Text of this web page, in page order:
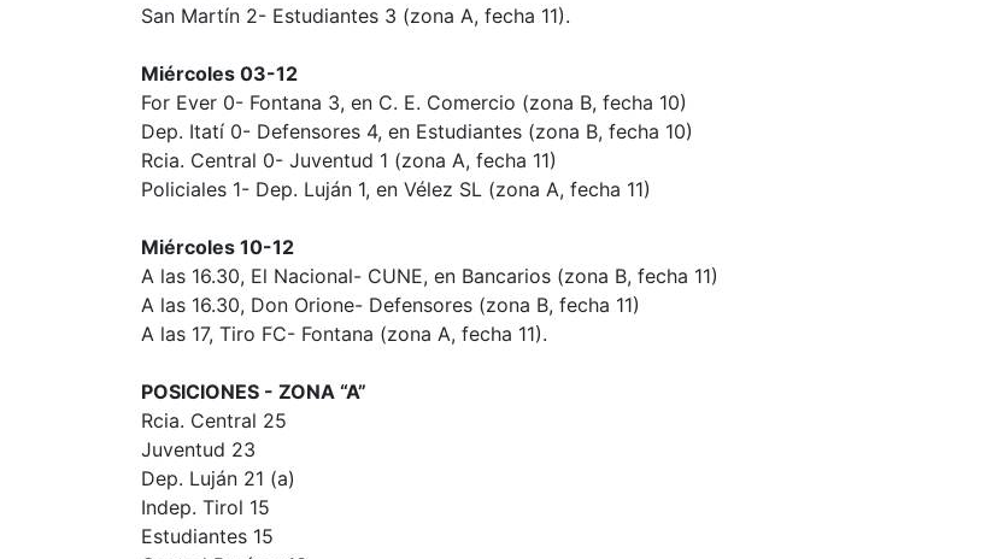
San Martín 2- Estudiantes 3 (zona A, fecha 11).
Miércoles 03-12
For Ever 0- Fontana 3, en C. E. Comercio (zona B, fecha 10)
Dep. Itatí 0- Defensores 4, en Estudiantes (zona B, fecha 10)
Rcia. Central 0- Juventud 1 (zona A, fecha 11)
Policiales 1- Dep. Luján 1, en Vélez SL (zona A, fecha 11)
Miércoles 10-12
A las 16.30, El Nacional- CUNE, en Bancarios (zona B, fecha 11)
A las 16.30, Don Orione- Defensores (zona B, fecha 11)
A las 17, Tiro FC- Fontana (zona A, fecha 11).
POSICIONES - ZONA “A”
Rcia. Central 25
Juventud 23
Dep. Luján 21 (a)
Indep. Tirol 15
Estudiantes 15